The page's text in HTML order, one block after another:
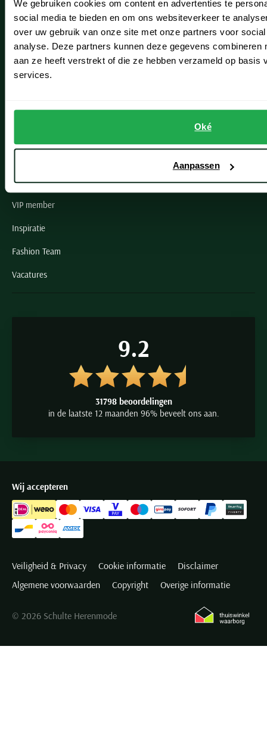
We gebruiken cookies om content en advertenties te
social media te bieden en om ons websiteverkeer te
over uw gebruik van onze site met onze partners voor
analyse. Deze partners kunnen deze gegevens combineren
aan ze heeft verstrekt of die ze hebben verzameld op basis
services.
Oké
Aanpassen
Leiderdorp
Lisse
Noordwijk
Oegstgeest
Paul & Shark specialist
VIP member
Inspiratie
Fashion Team
Vacatures
9.2
31798 beoordelingen
in de laatste 12 maanden 96% beveelt ons aan.
Wij accepteren
Veiligheid & Privacy Cookie informatie
Disclaimer
Algemene voorwaarden
Copyright Overige informatie
© 2026 Schulte Herenmode